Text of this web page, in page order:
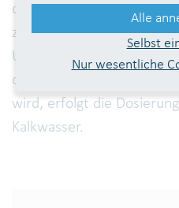
den Filtern befindlichen
zwischengespeichert und
UV-Desinfektion
dem aufbereiteten
wird, erfolgt die
Kalkwasser.
Alle
Selbst
Nur wesentliche